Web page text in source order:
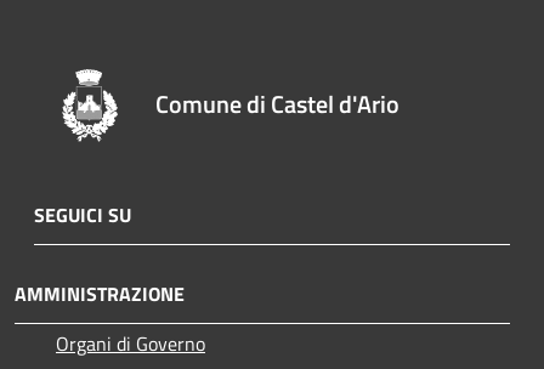
Comune di Castel d'Ario
SEGUICI SU
AMMINISTRAZIONE
Organi di Governo